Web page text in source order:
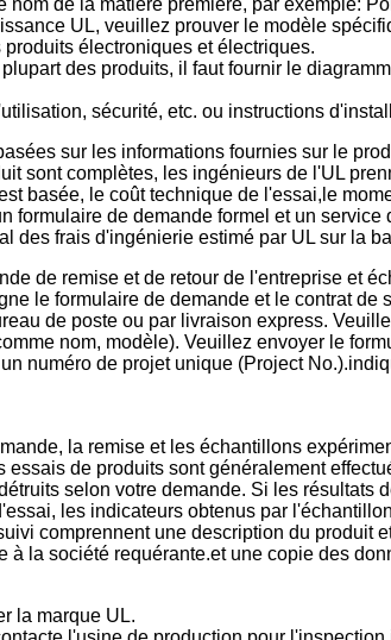
nom de la matière première, par exemple:
UL, veuillez prouver le modèle
électroniques et électriques.
des produits, il faut fournir le
sécurité, etc. ou instructions
sur les informations fournies sur le
sont complètes, les ingénieurs de l'UL
basée, le coût technique de l'essai,le
formulaire de demande formel et un
des frais d'ingénierie estimé par UL sur la
de remise et de retour de l'entreprise et
le formulaire de demande et le contrat
de poste ou par livraison express.
nom, modèle). Veuillez envoyer le
numéro de projet unique (Project
la remise et les échantillons
de produits sont généralement
selon votre demande. Si les
les indicateurs obtenus par
comprennent une description du produit
à la société requérante.et une copie des
la marque UL.